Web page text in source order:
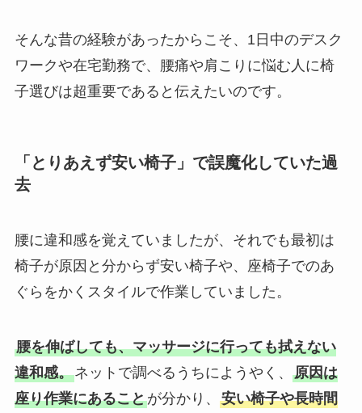
そんな昔の経験があったからこそ、1日中のデスク
ワークや在宅勤務で、腰痛や肩こりに悩む人に椅
子選びは超重要であると伝えたいのです。
「とりあえず安い椅子」で誤魔化していた過
去
腰に違和感を覚えていましたが、それでも最初は
椅子が原因と分からず安い椅子や、座椅子でのあ
ぐらをかくスタイルで作業していました。
腰を伸ばしても、マッサージに行っても拭えない
違和感。ネットで調べるうちにようやく、 原因は
座り作業にあることが分かり、 安い椅子や長時間